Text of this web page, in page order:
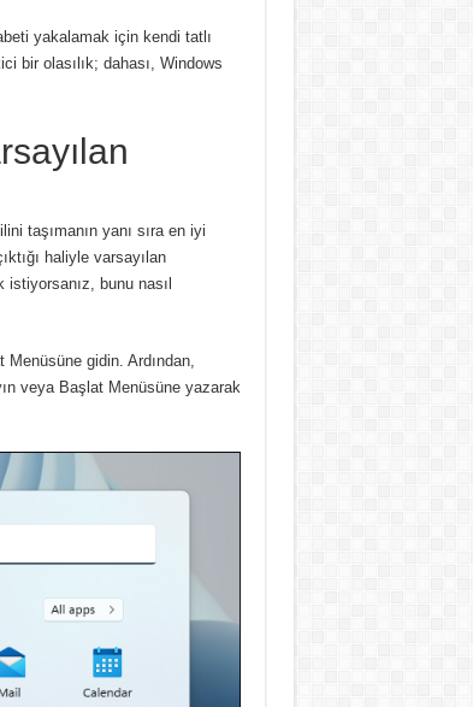
yakalamak için kendi tatlı
bir olasılık; dahası, Windows
taşımanın yanı sıra en iyi
haliyle varsayılan
istiyorsanız, bunu nasıl
Menüsüne gidin. Ardından,
veya Başlat Menüsüne yazarak